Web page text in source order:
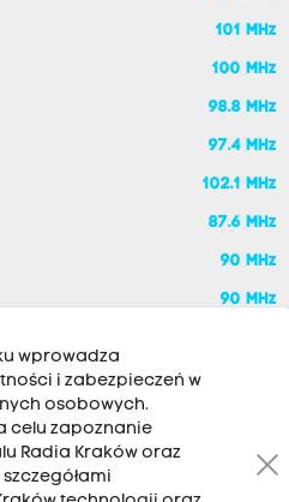
101 MHz
100 MHz
98.8 MHz
97.4 MHz
102.1 MHz
87.6 MHz
90 MHz
90 MHz
wprowadza
i zabezpieczeń w
osobowych.
celu zapoznanie
Radia Kraków oraz